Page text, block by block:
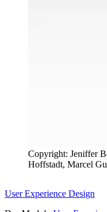
Copyright: Jeniffer
Hoffstadt, Marcel
User Experience Design